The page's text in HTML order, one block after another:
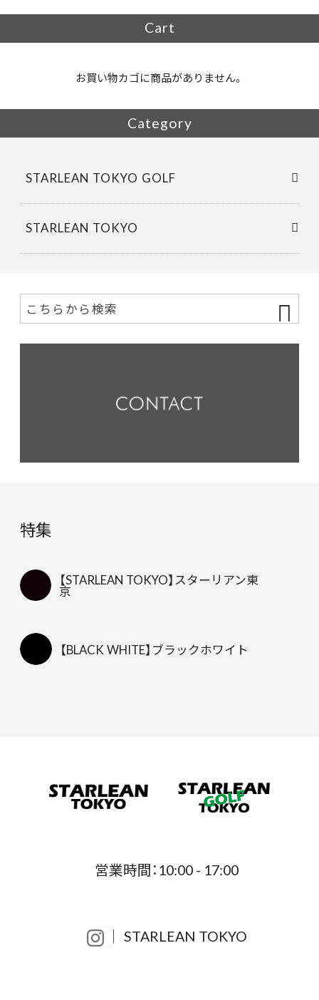
o
Cart
お買い物カゴに商品がありません。
Category
STARLEAN TOKYO GOLF
STARLEAN TOKYO
特集
【STARLEAN TOKYO】スターリアン東
京
【BLACK WHITE】ブラックホワイト
営業時間：10:00 - 17:00
│ STARLEAN TOKYO